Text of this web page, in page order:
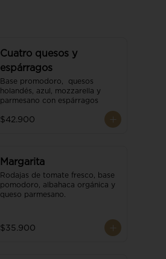
Cuatro quesos y
espárragos
Base promodoro,  quesos
holandés, azul, mozzarella y
parmesano con espárragos
$42.900
Margarita
Rodajas de tomate fresco, base
pomodoro, albahaca orgánica y
queso parmesano.
$35.900